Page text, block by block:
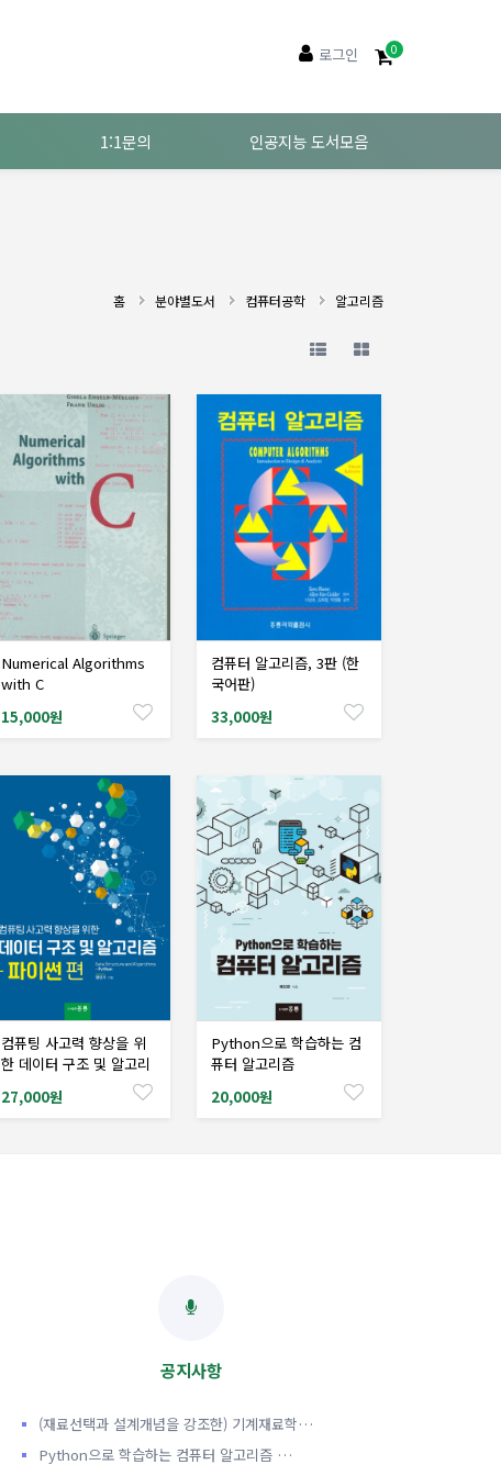
로그인 0
1:1문의 인공지능 도서모음
홈 분야별도서 컴퓨터공학 알고리즘
샘플도서신청
Numerical Algorithms
with C
15,000원
샘플도서신청
컴퓨터 알고리즘, 3판 (한
국어판)
33,000원
샘플도서신청
컴퓨팅 사고력 향상을 위
한 데이터 구조 및 알고리
27,000원
샘플도서신청
Python으로 학습하는 컴
퓨터 알고리즘
20,000원
공지사항
(재료선택과 설계개념을 강조한) 기계재료학…
Python으로 학습하는 컴퓨터 알고리즘 …